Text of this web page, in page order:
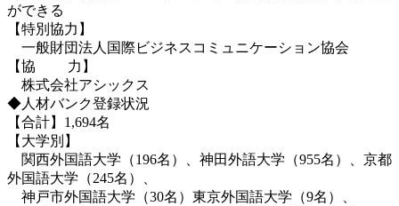
ができる
【特別協力】
一般財団法人国際ビジネスコミュニケーション協会
【協 力】
株式会社アシックス
◆人材バンク登録状況
【合計】1,694名
【大学別】
関西外国語大学（196名）、神田外語大学（955名）、京都
外国語大学（245名）、
神戸市外国語大学（30名）東京外国語大学（9名）、